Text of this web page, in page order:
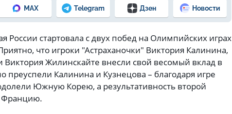
MAX Telegram Дзен Новости
России стартовала с двух побед на Олимпийских играх
что игроки "Астраханочки" Виктория Калинина,
Виктория Жилинскайте внесли свой весомый вклад в
преуспели Калинина и Кузнецова – благодаря игре
Южную Корею, а результативность второй
Францию.